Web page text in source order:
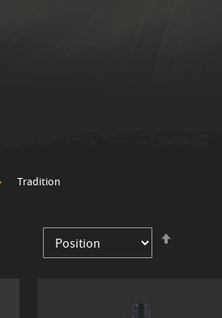
Tradition